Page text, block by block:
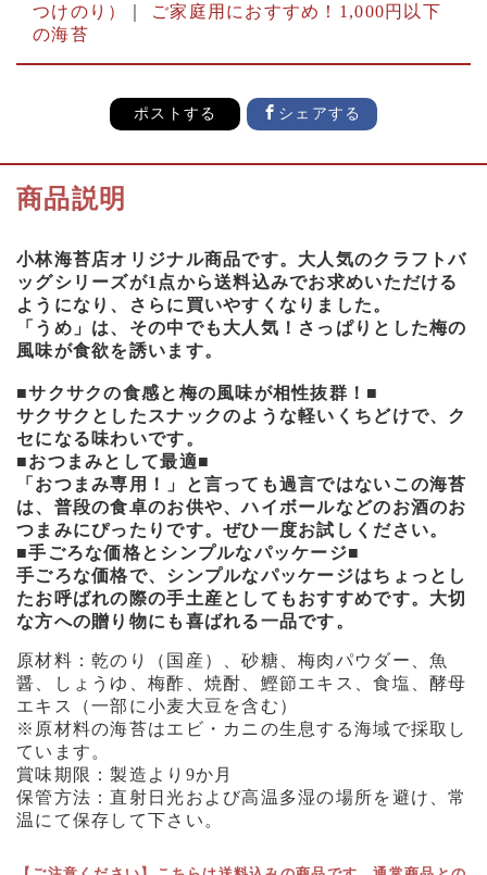
つけのり）
ご家庭用におすすめ！1,000円以下
の海苔
ポストする シェアする
商品説明
小林海苔店オリジナル商品です。大人気のクラフトバ
ッグシリーズが1点から送料込みでお求めいただける
ようになり、さらに買いやすくなりました。
「うめ」は、その中でも大人気！さっぱりとした梅の
風味が食欲を誘います。
■サクサクの食感と梅の風味が相性抜群！■
サクサクとしたスナックのような軽いくちどけで、ク
セになる味わいです。
■おつまみとして最適■
「おつまみ専用！」と言っても過言ではないこの海苔
は、普段の食卓のお供や、ハイボールなどのお酒のお
つまみにぴったりです。ぜひ一度お試しください。
■手ごろな価格とシンプルなパッケージ■
手ごろな価格で、シンプルなパッケージはちょっとし
たお呼ばれの際の手土産としてもおすすめです。大切
な方への贈り物にも喜ばれる一品です。
原材料：乾のり（国産）、砂糖、梅肉パウダー、魚
醤、しょうゆ、梅酢、焼酎、鰹節エキス、食塩、酵母
エキス（一部に小麦大豆を含む）
※原材料の海苔はエビ・カニの生息する海域で採取し
ています。
賞味期限：製造より9か月
保管方法：直射日光および高温多湿の場所を避け、常
温にて保存して下さい。